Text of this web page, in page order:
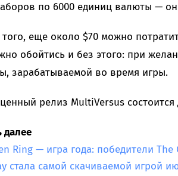
по 6000 единиц валюты —
еще около $70 можно
обойтись и без этого: при
зарабатываемой во время игры.
релиз MultiVersus состоится
далее
Ring — игра года: победители The
стала самой скачиваемой игрой